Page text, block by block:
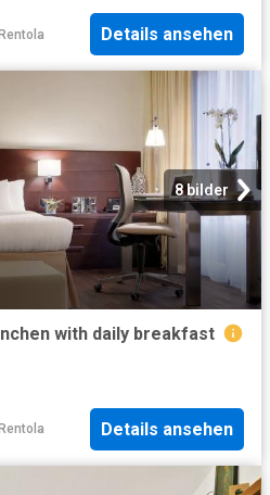
Details ansehen
8 bilder
with daily breakfast
Rentola Details ansehen